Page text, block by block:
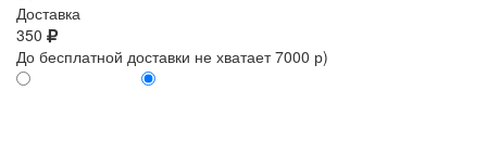
Доставка
350
До бесплатной доставки не хватает 7000 р)